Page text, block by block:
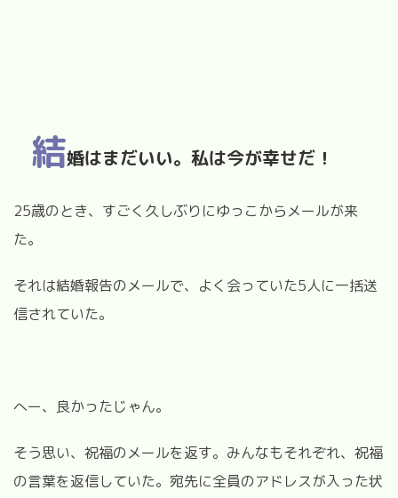
結婚はまだいい。私は今が幸せだ！
25歳のとき、すごく久しぶりにゆっこからメールが来
た。
それは結婚報告のメールで、よく会っていた5人に一括送
信されていた。
へー、良かったじゃん。
そう思い、祝福のメールを返す。みんなもそれぞれ、祝福
の言葉を返信していた。宛先に全員のアドレスが入った状